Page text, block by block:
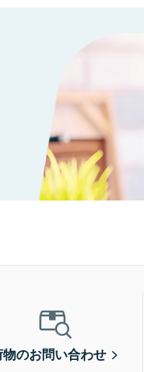
物のお問い合わせ